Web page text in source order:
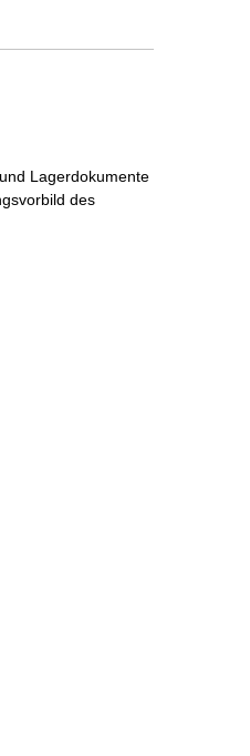
Lagerdokumente
des